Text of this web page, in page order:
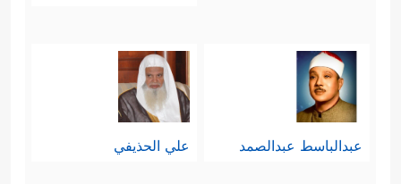
عبدالباسط عبدالصمد علي الحذيفي